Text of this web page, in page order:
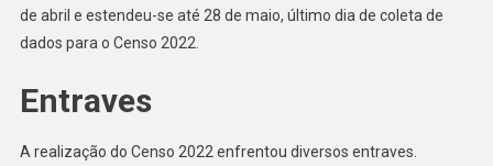
de abril e estendeu-se até 28 de maio, último dia de coleta de
dados para o Censo 2022.
Entraves
A realização do Censo 2022 enfrentou diversos entraves.